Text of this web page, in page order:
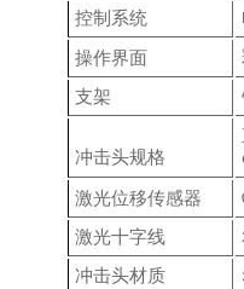
控制系统
操作界面
支架
冲击头规格
激光位移传感器
激光十字线
冲击头材质